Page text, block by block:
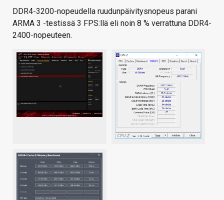
DDR4-3200-nopeudella ruudunpäivitysnopeus parani
ARMA 3 -testissä 3 FPS:llä eli noin 8 % verrattuna DDR4-
2400-nopeuteen.